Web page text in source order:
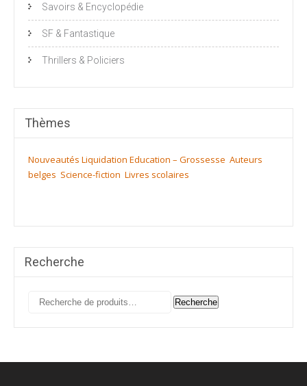
Savoirs & Encyclopédie
SF & Fantastique
Thrillers & Policiers
Thèmes
Nouveautés Liquidation Education – Grossesse Auteurs
belges Science-fiction Livres scolaires
Recherche
Recherche
Recherche